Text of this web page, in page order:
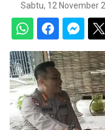
Sabtu, 12 November